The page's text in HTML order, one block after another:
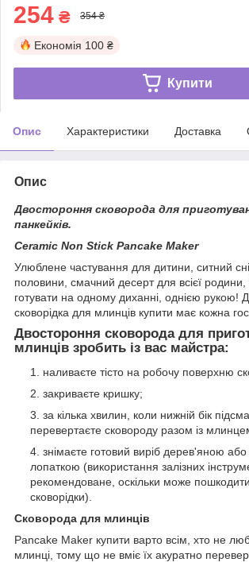
254 ₴ 354 ₴
Економія 100 ₴
Купити
Опис Характеристики Доставка
Опис
Двостороння сковорода для
панкейків.
Ceramic Non Stick Pancake Maker
Улюблене частування для дитини, ситний
половини, смачний десерт для всієї
готувати на одному диханні, однією рукою!
сковорідка для млинців купити має кожна
Двостороння сковорода для
млинців зробить із вас майстра:
наливаєте тісто на робочу поверхню
закриваєте кришку;
за кілька хвилин, коли нижній бік
перевертаєте сковороду разом із
знімаєте готовий виріб дерев'яною
лопаткою (використання залізних
рекомендоване, оскільки може
сковорідки).
Сковорода для млинців
Pancake Maker купити варто всім, хто не
млинці, тому що не вміє їх акуратно